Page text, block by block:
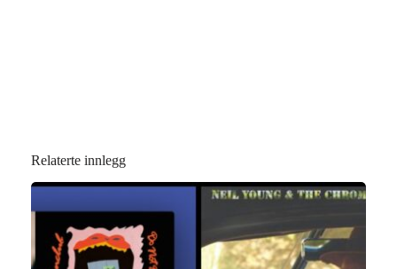
Relaterte innlegg